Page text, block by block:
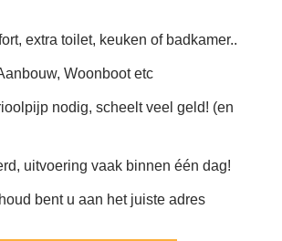
extra toilet, keuken of badkamer..
Woonboot etc
nodig, scheelt veel geld! (en
uitvoering vaak binnen één dag!
bent u aan het juiste adres